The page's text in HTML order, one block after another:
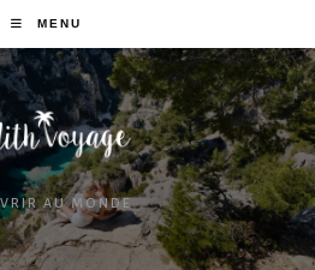
MENU
AU MONDE